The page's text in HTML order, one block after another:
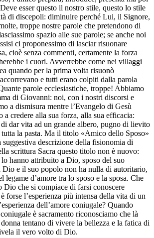
esser questo il nostro stile, questo lo stile
di discepoli: diminuire perché Lui, il Signore,
troppe nostre parole che pretendono di
spazio alle sue parole; se anche noi
ci proponessimo di lasciar risuonare
cioè senza commenti, certamente la forza
i cuori. Avverrebbe come nei villaggi
quando per la prima volta risuonò
e tutti erano colpiti dalla parola
parole ecclesiastiche, troppe! Abbiamo
di Giovanni: noi, con i nostri discorsi e
a dismisura mentre l’Evangelo di Gesù
a credere alla sua forza, alla sua efficacia:
dar vita ad un grande albero, pugno di lievito
tutta la pasta. Ma il titolo «Amico dello Sposo»
suggestiva descrizione della fisionomia di
scrittura Sacra questo titolo non è nuovo:
hanno attribuito a Dio, sposo del suo
e il suo popolo non ha nulla di autoritario,
legame d’amore tra lo sposo e la sposa. Che
Dio che si compiace di farsi conoscere
forse l’esperienza più intensa della vita di un
dell’amore coniugale? Quando
è sacramento riconosciamo che là
tentano di vivere la bellezza e la fatica di
il vero volto di Dio.